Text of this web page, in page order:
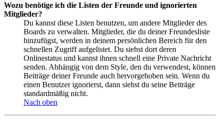
Wozu benötige ich die Listen der Freunde und ignorierten
Mitglieder?
Du kannst diese Listen benutzen, um andere Mitglieder des
Boards zu verwalten. Mitglieder, die du deiner Freundesliste
hinzufügst, werden in deinem persönlichen Bereich für den
schnellen Zugriff aufgelistet. Du siehst dort deren
Onlinestatus und kannst ihnen schnell eine Private Nachricht
senden. Abhängig von dem Style, den du verwendest, können
Beiträge deiner Freunde auch hervorgehoben sein. Wenn du
einen Benutzer ignorierst, dann siehst du seine Beiträge
standardmäßig nicht.
Nach oben